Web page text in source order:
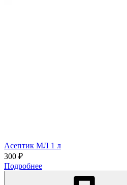
Асептик МЛ 1 л
300 ₽
Подробнее